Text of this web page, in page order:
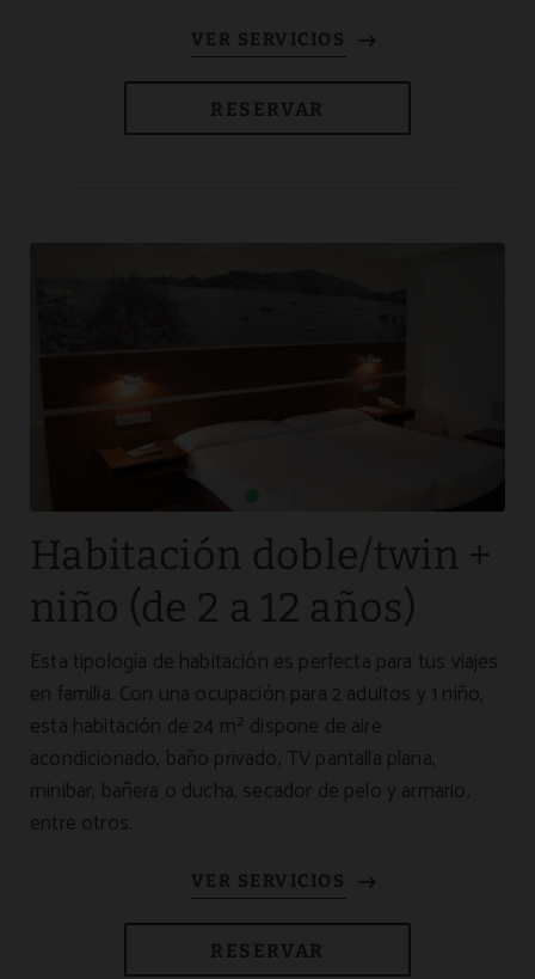
RESERVAR
Habitación doble/twin +
niño (de 2 a 12 años)
Esta tipología de habitación es perfecta para tus viajes
en familia. Con una ocupación para 2 adultos y 1 niño,
esta habitación de 24 m² dispone de aire
acondicionado, baño privado, TV pantalla plana,
minibar, bañera o ducha, secador de pelo y armario,
entre otros.
RESERVAR